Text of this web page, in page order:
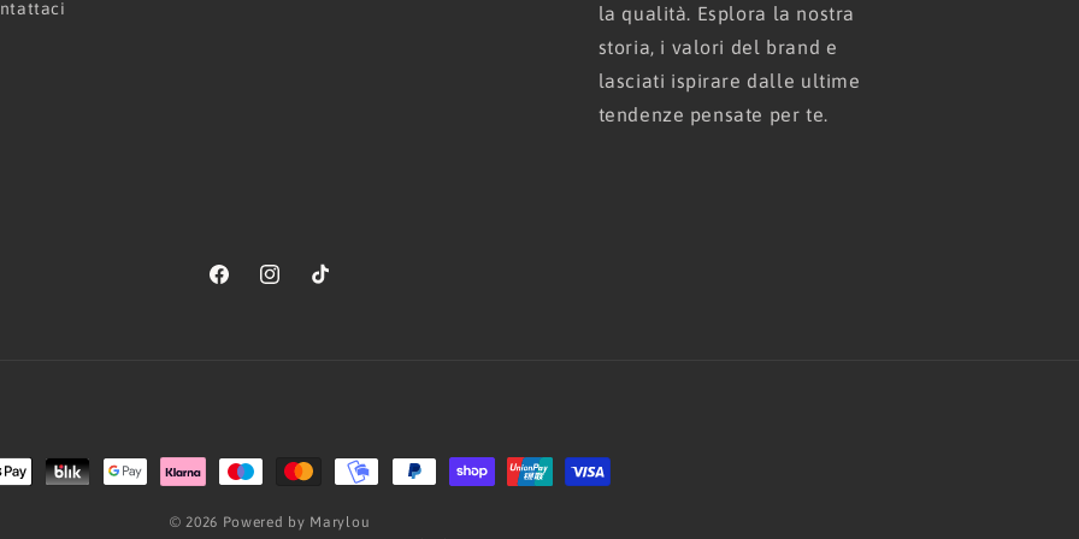
la qualità. Esplora la nostra
storia, i valori del brand e
lasciati ispirare dalle ultime
tendenze pensate per te.
FacebookInstagramTikTok
Metodi
pagamento
© 2026 Powered by Marylou